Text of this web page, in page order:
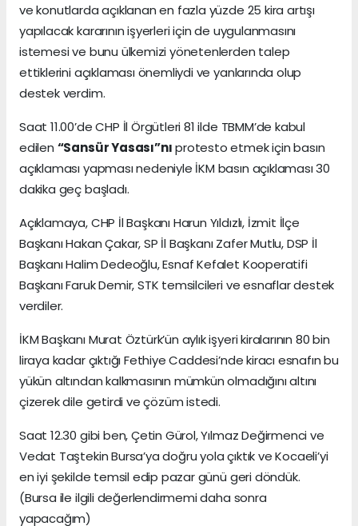
ve konutlarda açıklanan en fazla yüzde 25 kira artışı
yapılacak kararının işyerleri için de uygulanmasını
istemesi ve bunu ülkemizi yönetenlerden talep
ettiklerini açıklaması önemliydi ve yanlarında olup
destek verdim.
Saat 11.00’de CHP İl Örgütleri 81 ilde TBMM’de kabul
edilen “Sansür Yasası”nıprotesto etmek için basın
açıklaması yapması nedeniyle İKM basın açıklaması 30
dakika geç başladı.
Açıklamaya, CHP İl Başkanı Harun Yıldızlı, İzmit İlçe
Başkanı Hakan Çakar, SP İl Başkanı Zafer Mutlu, DSP İl
Başkanı Halim Dedeoğlu, Esnaf Kefalet Kooperatifi
Başkanı Faruk Demir, STK temsilcileri ve esnaflar destek
verdiler.
İKM Başkanı Murat Öztürk’ün aylık işyeri kiralarının 80 bin
liraya kadar çıktığı Fethiye Caddesi’nde kiracı esnafın bu
yükün altından kalkmasının mümkün olmadığını altını
çizerek dile getirdi ve çözüm istedi.
Saat 12.30 gibi ben, Çetin Gürol, Yılmaz Değirmenci ve
Vedat Taştekin Bursa’ya doğru yola çıktık ve Kocaeli’yi
en iyi şekilde temsil edip pazar günü geri döndük.
(Bursa ile ilgili değerlendirmemi daha sonra
yapacağım)